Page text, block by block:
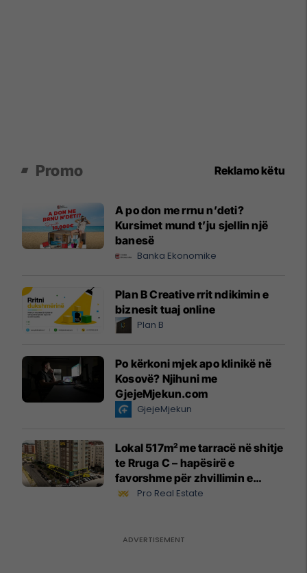
Promo Reklamo këtu
A po don me rrnu n’deti?
Kursimet mund t’ju sjellin një
banesë
Banka Ekonomike
Plan B Creative rrit ndikimin e
biznesit tuaj online
Plan B
Po kërkoni mjek apo klinikë në
Kosovë? Njihuni me
GjejeMjekun.com
GjejeMjekun
Lokal 517m² me tarracë në shitje
te Rruga C – hapësirë e
favorshme për zhvillimin e
biznesit #15796
Pro Real Estate